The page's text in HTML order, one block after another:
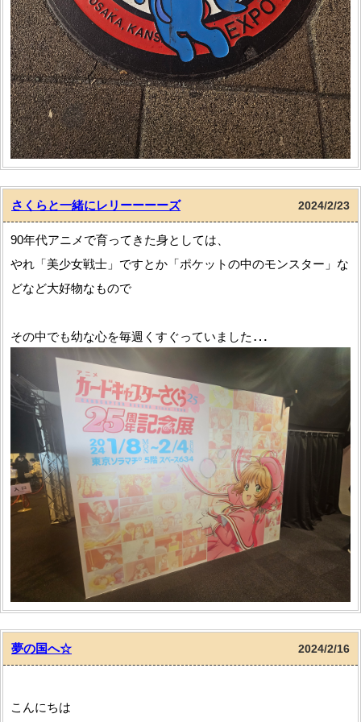
大阪・関西万博の「ミャクミャク様」です。
2024年も推しが活躍しそうな年で嬉しいです
さくらと一緒にレリーーーーズ 2024/2/23
90年代アニメで育ってきた身としては、
やれ「美少女戦士」ですとか「ポケットの中のモンスター」な
どなど大好物なもので
その中でも幼な心を毎週くすぐっていました
「カードキャプターさくら」の『25周年記念展』に行ってまい
りました
もうね、主人公のさくらちゃんの等身大パネル（各素敵なコス
チュームに着替えての）が並んでいたり、
実際にさくらちゃんの魔法陣の上に立って「レリーーーーー
ズ」（封印をする動作）を行ったり、
夢の国へ☆ 2024/2/16
こんにちは